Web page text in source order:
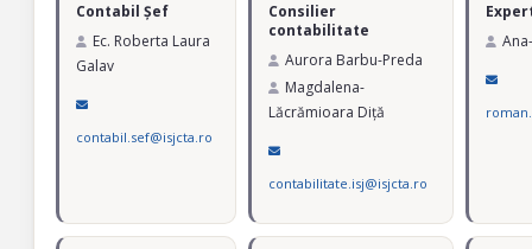
Contabil Șef
Ec. Roberta Laura
Galav
contabil.sef@isjcta.ro
Consilier
contabilitate
Aurora Barbu-Preda
Magdalena-
Lăcrămioara Diță
contabilitate.isj@isjcta.ro